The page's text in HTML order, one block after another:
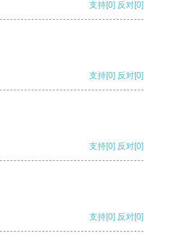
支持[0] 反对[0]
支持[0] 反对[0]
支持[0] 反对[0]
支持[0] 反对[0]